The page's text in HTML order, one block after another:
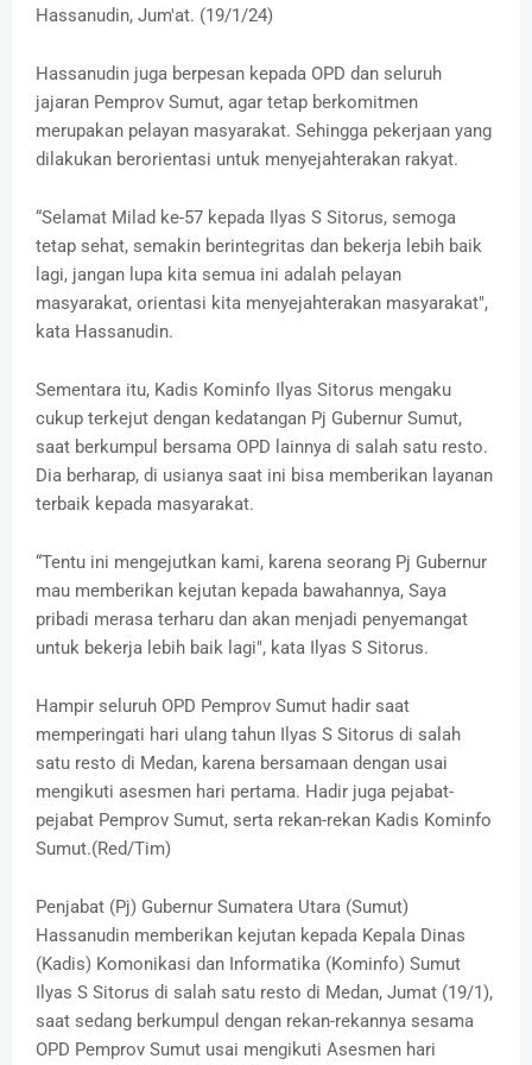
Hassanudin, Jum'at. (19/1/24)
Hassanudin juga berpesan kepada OPD dan seluruh
jajaran Pemprov Sumut, agar tetap berkomitmen
merupakan pelayan masyarakat. Sehingga pekerjaan yang
dilakukan berorientasi untuk menyejahterakan rakyat.
“Selamat Milad ke-57 kepada Ilyas S Sitorus, semoga
tetap sehat, semakin berintegritas dan bekerja lebih baik
lagi, jangan lupa kita semua ini adalah pelayan
masyarakat, orientasi kita menyejahterakan masyarakat",
kata Hassanudin.
Sementara itu, Kadis Kominfo Ilyas Sitorus mengaku
cukup terkejut dengan kedatangan Pj Gubernur Sumut,
saat berkumpul bersama OPD lainnya di salah satu resto.
Dia berharap, di usianya saat ini bisa memberikan layanan
terbaik kepada masyarakat.
“Tentu ini mengejutkan kami, karena seorang Pj Gubernur
mau memberikan kejutan kepada bawahannya, Saya
pribadi merasa terharu dan akan menjadi penyemangat
untuk bekerja lebih baik lagi", kata Ilyas S Sitorus.
Hampir seluruh OPD Pemprov Sumut hadir saat
memperingati hari ulang tahun Ilyas S Sitorus di salah
satu resto di Medan, karena bersamaan dengan usai
mengikuti asesmen hari pertama. Hadir juga pejabat-
pejabat Pemprov Sumut, serta rekan-rekan Kadis Kominfo
Sumut.(Red/Tim)
Penjabat (Pj) Gubernur Sumatera Utara (Sumut)
Hassanudin memberikan kejutan kepada Kepala Dinas
(Kadis) Komonikasi dan Informatika (Kominfo) Sumut
Ilyas S Sitorus di salah satu resto di Medan, Jumat (19/1),
saat sedang berkumpul dengan rekan-rekannya sesama
OPD Pemprov Sumut usai mengikuti Asesmen hari